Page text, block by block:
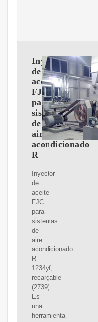
Inyector
de
aceite
FJC
para
sistemas
de
aire
acondicionado
R
Inyector
de
aceite
FJC
para
sistemas
de
aire
acondicionado
R-
1234yf,
recargable
(2739)
Es
una
herramienta